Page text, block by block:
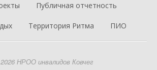
Публичная отчетность
Территория Ритма ПИО
НРОО инвалидов Ковчег